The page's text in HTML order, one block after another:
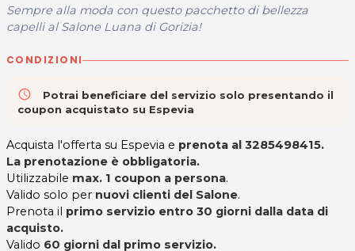
Sempre alla moda con questo pacchetto di bellezza
capelli al Salone Luana di Gorizia!
CONDIZIONI
access_time
Potrai beneficiare del servizio solo presentando il
coupon acquistato su Espevia
Acquista l'offerta su Espevia e prenota al 3285498415.
La prenotazione è obbligatoria.
Utilizzabile max. 1 coupon a persona.
Valido solo per nuovi clienti del Salone.
Prenota il primo servizio entro 30 giorni dalla data di
acquisto.
Valido 60 giorni dal primo servizio.